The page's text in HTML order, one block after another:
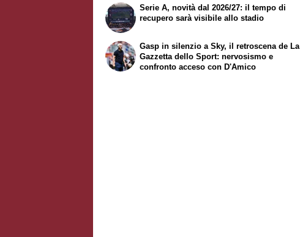
Serie A, novità dal 2026/27: il tempo di
recupero sarà visibile allo stadio
Gasp in silenzio a Sky, il retroscena deLa
Gazzetta dello Sport: nervosismo e
confronto acceso con D'Amico